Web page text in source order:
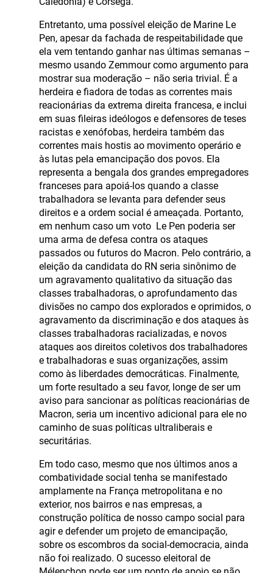
Entretanto, uma possível eleição de Marine Le
Pen, apesar da fachada de respeitabilidade que
ela vem tentando ganhar nas últimas semanas –
mesmo usando Zemmour como argumento para
mostrar sua moderação – não seria trivial. É a
herdeira e fiadora de todas as correntes mais
reacionárias da extrema direita francesa, e inclui
em suas fileiras ideólogos e defensores de teses
racistas e xenófobas, herdeira também das
correntes mais hostis ao movimento operário e
às lutas pela emancipação dos povos. Ela
representa a bengala dos grandes empregadores
franceses para apoiá-los quando a classe
trabalhadora se levanta para defender seus
direitos e a ordem social é ameaçada. Portanto,
em nenhum caso um voto Le Pen poderia ser
uma arma de defesa contra os ataques
passados ou futuros do Macron. Pelo contrário, a
eleição da candidata do RN seria sinônimo de
um agravamento qualitativo da situação das
classes trabalhadoras, o aprofundamento das
divisões no campo dos explorados e oprimidos, o
agravamento da discriminação e dos ataques às
classes trabalhadoras racializadas, e novos
ataques aos direitos coletivos dos trabalhadores
e trabalhadoras e suas organizações, assim
como às liberdades democráticas. Finalmente,
um forte resultado a seu favor, longe de ser um
aviso para sancionar as políticas reacionárias de
Macron, seria um incentivo adicional para ele no
caminho de suas políticas ultraliberais e
securitárias.
Em todo caso, mesmo que nos últimos anos a
combatividade social tenha se manifestado
amplamente na França metropolitana e no
exterior, nos bairros e nas empresas, a
construção política de nosso campo social para
agir e defender um projeto de emancipação,
sobre os escombros da social-democracia, ainda
não foi realizado. O sucesso eleitoral de